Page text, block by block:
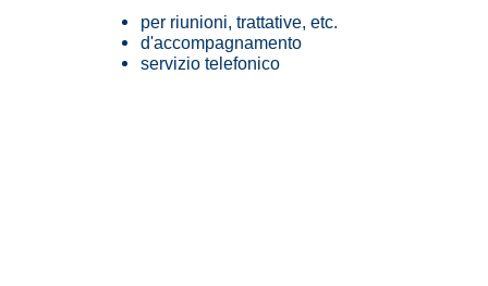
per riunioni, trattative, etc.
d'accompagnamento
servizio telefonico